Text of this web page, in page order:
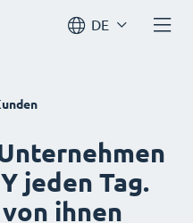
DE
jeden Tag.
ihnen